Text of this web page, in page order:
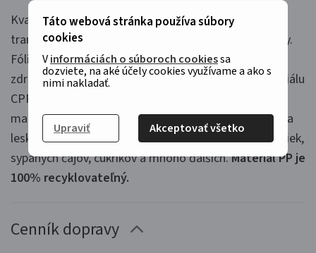
Táto webová stránka používa súbory
cookies
Vinformáciách o súboroch cookiessa
dozviete, na aké účely cookies využívame a ako s
nimi nakladať.
Upraviť Akceptovať všetko
Kvalitný polypropylénový kornút vyrobený z úplne
transparentné fólie. Kornút má zvarené bočnej strany.
Fólia je určená pre priamy styk s potravinami a je
zdravotne nezávadná. Kornútky sú vyrobené z materiálu
CPP - liaty polypropylén. Hlavnými vlastnosťami CPP
materiálu je: pevnosť, pružnosť, ľahkosť, čistý vzhľad a
lesklý dizajn. Využitie pre: darčekové balenie cukroviniek,
sypaných čajov, cukríkov a mnoho ďalších.Materiál PP je
100% recyklovateľný.
Cenník dopravy